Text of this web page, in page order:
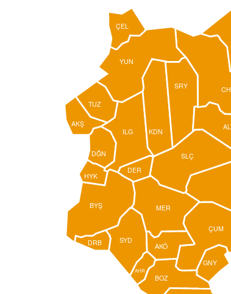
AKŞ
BYŞ
BOZ
ÇUM
DĞN
ILG KDN
SRY
SYD
YUN
AKÖ
DRB
HYK
MER
SLÇ
ÇEL
DER
GNY
TUZ
AHR